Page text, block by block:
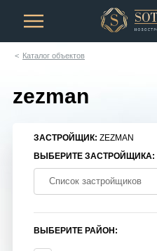
Каталог объектов
zezman
ЗАСТРОЙЩИК: ZEZMAN
ВЫБЕРИТЕ ЗАСТРОЙЩИКА:
Список застройщиков
ВЫБЕРИТЕ РАЙОН: